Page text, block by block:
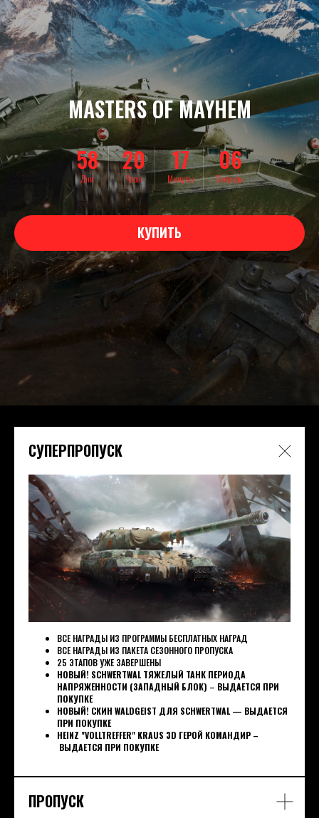
MASTERS OF MAYHEM
58
Дни
20
Часы
17
Минуты
03
Секунды
КУПИТЬ
СУПЕРПРОПУСК
ВСЕ НАГРАДЫ ИЗ ПРОГРАММЫ БЕСПЛАТНЫХ НАГРАД
ВСЕ НАГРАДЫ ИЗ ПАКЕТА СЕЗОННОГО ПРОПУСКА
25 ЭТАПОВ УЖЕ ЗАВЕРШЕНЫ
НОВЫЙ! SCHWERTWAL ТЯЖЕЛЫЙ ТАНК ПЕРИОДА
НАПРЯЖЕННОСТИ (ЗАПАДНЫЙ БЛОК) – ВЫДАЕТСЯ ПРИ
ПОКУПКЕ
НОВЫЙ! СКИН WALDGEIST ДЛЯ SCHWERTWAL — ВЫДАЕТСЯ
ПРИ ПОКУПКЕ
HEINZ "VOLLTREFFER" KRAUS 3D ГЕРОЙ КОМАНДИР –
ВЫДАЕТСЯ ПРИ ПОКУПКЕ
ПРОПУСК